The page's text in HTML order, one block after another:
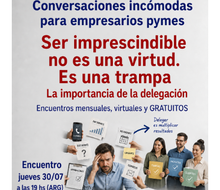
Guarda mi nombre, correo electrónico y web en
este navegador para la próxima vez que
comente.
Este sitio esta protegido por
reCAPTCHA y laPolítica de
privacidady losTérminos del servicio
de Googlese aplican.
Enviar Comentario